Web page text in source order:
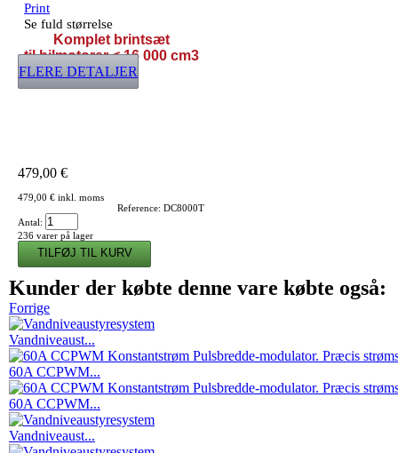
Print
Se fuld størrelse
Komplet brintsæt
til bilmotorer <16 000 cm3
FLERE DETALJER
479,00 €
479,00 € inkl. moms
Reference: DC8000T
Antal:
236 varer på lager
Kunder der købte denne vare købte også:
Forrige
Vandniveaust...
60A CCPWM...
60A CCPWM...
Vandniveaust...